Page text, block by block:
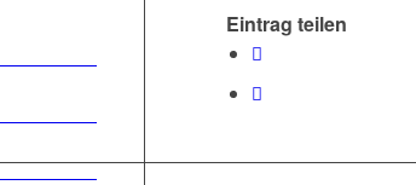
Eintrag teilen